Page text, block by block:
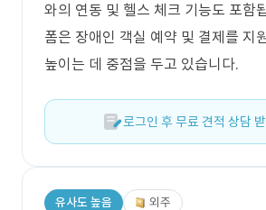
와의 연동 및 헬스 체크 기능도 포함
폼은 장애인 객실 예약 및 결제를 지
높이는 데 중점을 두고 있습니다.
로그인 후 무료 견적 상담
유사도 높음 외주